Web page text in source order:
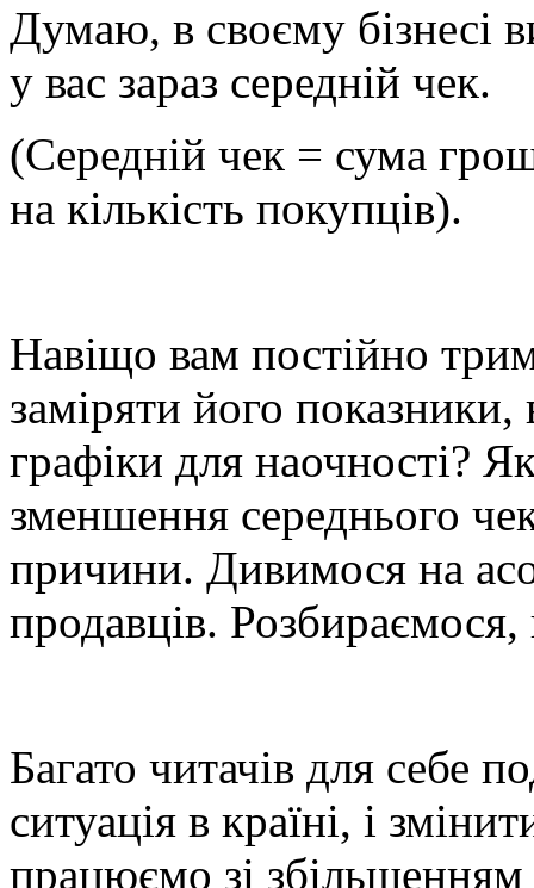
Думаю, в своєму бізнесі
у вас зараз середній чек.
(Середній чек = сума
на кількість покупців).
Навіщо вам постійно
заміряти його
графіки для наочності?
зменшення середнього
причини. Дивимося на
продавців.
Багато читачів для себе
ситуація в країні, і
працюємо зі збільшенням